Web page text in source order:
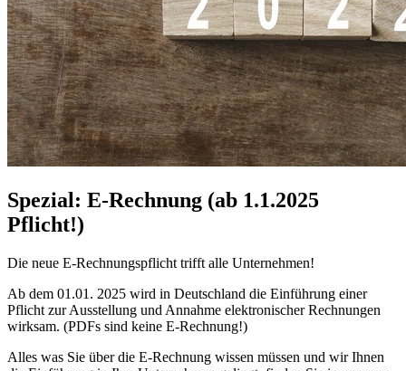
Spezial: E-Rechnung (ab 1.1.2025
Pflicht!)
Die neue E-Rechnungspflicht trifft alle Unternehmen!
Ab dem 01.01. 2025 wird in Deutschland die Einführung einer
Pflicht zur Ausstellung und Annahme elektronischer Rechnungen
wirksam. (PDFs sind keine E-Rechnung!)
Alles was Sie über die E-Rechnung wissen müssen und wir Ihnen